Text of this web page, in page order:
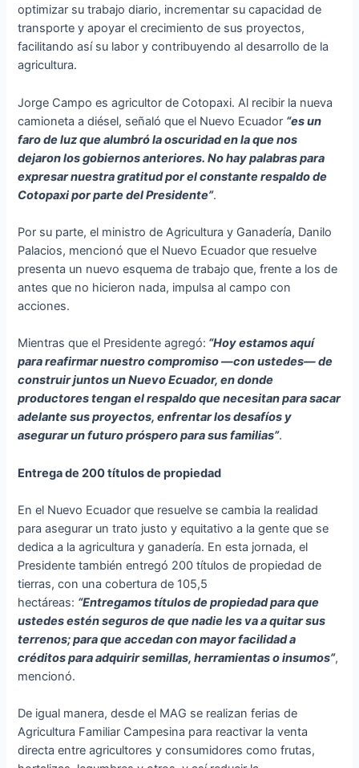
optimizar su trabajo diario, incrementar su capacidad de
transporte y apoyar el crecimiento de sus proyectos,
facilitando así su labor y contribuyendo al desarrollo de la
agricultura.
Jorge Campo es agricultor de Cotopaxi. Al recibir la nueva
camioneta a diésel, señaló que el Nuevo Ecuador “es un
faro de luz que alumbró la oscuridad en la que nos
dejaron los gobiernos anteriores. No hay palabras para
expresar nuestra gratitud por el constante respaldo de
Cotopaxi por parte del Presidente”.
Por su parte, el ministro de Agricultura y Ganadería, Danilo
Palacios, mencionó que el Nuevo Ecuador que resuelve
presenta un nuevo esquema de trabajo que, frente a los de
antes que no hicieron nada, impulsa al campo con
acciones.
Mientras que el Presidente agregó: “Hoy estamos aquí
para reafirmar nuestro compromiso —con ustedes— de
construir juntos un Nuevo Ecuador, en donde
productores tengan el respaldo que necesitan para sacar
adelante sus proyectos, enfrentar los desafíos y
asegurar un futuro próspero para sus familias”.
Entrega de 200 títulos de propiedad
En el Nuevo Ecuador que resuelve se cambia la realidad
para asegurar un trato justo y equitativo a la gente que se
dedica a la agricultura y ganadería. En esta jornada, el
Presidente también entregó 200 títulos de propiedad de
tierras, con una cobertura de 105,5
hectáreas: “Entregamos títulos de propiedad para que
ustedes estén seguros de que nadie les va a quitar sus
terrenos; para que accedan con mayor facilidad a
créditos para adquirir semillas, herramientas o insumos”,
mencionó.
De igual manera, desde el MAG se realizan ferias de
Agricultura Familiar Campesina para reactivar la venta
directa entre agricultores y consumidores como frutas,